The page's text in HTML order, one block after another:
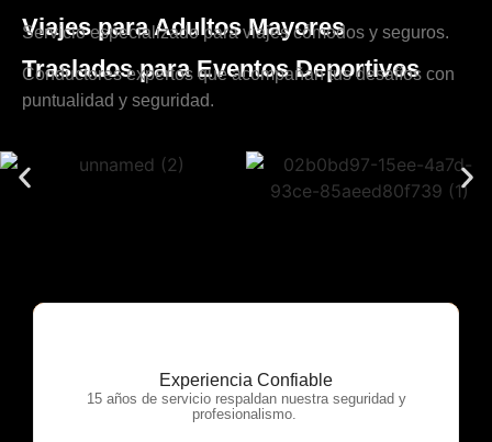
Viajes para Adultos Mayores
Servicio especializado para viajes cómodos y seguros.
Traslados para Eventos Deportivos
Conductores expertos que acompañan tus desafíos con
puntualidad y seguridad.
Experiencia Confiable
15 años de servicio respaldan nuestra seguridad y
profesionalismo.
OTP Servicios